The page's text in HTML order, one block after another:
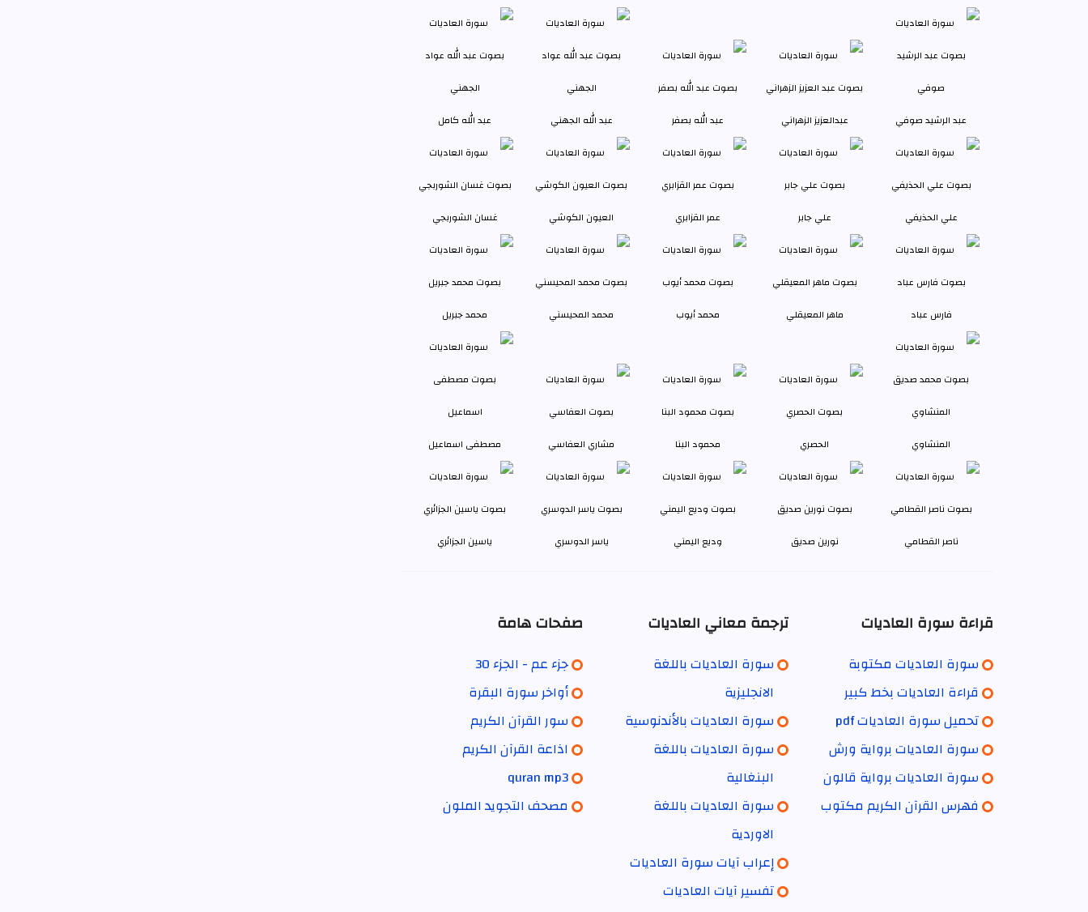
عبد الرشيد صوفي عبدالعزيز الزهراني عبد الله بصفر عبد الله الجهني عبد الله كامل
علي الحذيفي علي جابر عمر القزابري العيون الكوشي غسان الشوربجي
فارس عباد ماهر المعيقلي محمد أيوب محمد المحيسني محمد جبريل
المنشاوي الحصري محمود البنا مشاري العفاسي مصطفى اسماعيل
ناصر القطامي نورين صديق وديع اليمني ياسر الدوسري ياسين الجزائري
قراءة سورة العاديات
سورة العاديات مكتوبة
قراءة العاديات بخط كبير
تحميل سورة العاديات pdf
سورة العاديات برواية ورش
سورة العاديات برواية قالون
فهرس القرآن الكريم مكتوب
ترجمة معاني العاديات
سورة العاديات باللغة
الانجليزية
سورة العاديات بالأندنوسية
سورة العاديات باللغة
البنغالية
سورة العاديات باللغة
الاوردية
إعراب آيات سورة العاديات
تفسير آيات العاديات
صفحات هامة
جزء عم - الجزء 30
أواخر سورة البقرة
سور القرآن الكريم
اذاعة القرآن الكريم
quran mp3
مصحف التجويد الملون